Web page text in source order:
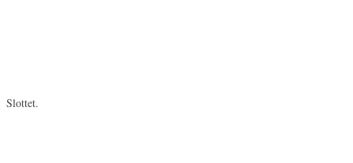
Slottet.